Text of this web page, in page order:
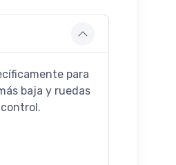
para
baja y ruedas